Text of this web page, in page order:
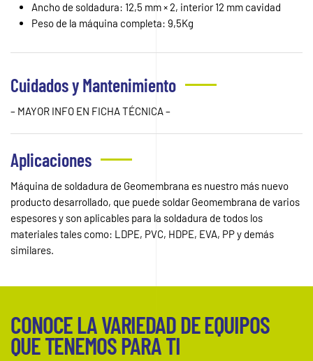
Ancho de soldadura: 12,5 mm × 2, interior 12 mm cavidad
Peso de la máquina completa: 9,5Kg
Cuidados y Mantenimiento
– MAYOR INFO EN FICHA TÉCNICA –
Aplicaciones
Máquina de soldadura de Geomembrana es nuestro más nuevo
producto desarrollado, que puede soldar Geomembrana de varios
espesores y son aplicables para la soldadura de todos los
materiales tales como: LDPE, PVC, HDPE, EVA, PP y demás
similares.
CONOCE LA VARIEDAD DE EQUIPOS
QUE TENEMOS PARA TI